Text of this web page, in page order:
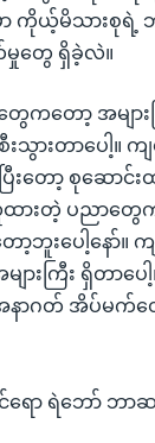
မာ ကိုယ့်မိသားစု
တွေ ရှိခဲ့လဲ။
တော့ အများက
ားတာပေါ့။ က
းတော့ စုဆောင်
ားတဲ့ ပညာတွေ
ော့ဘူးပေါ့နော်
ားကြီး ရှိတာပ
ာဂတ် အိပ်မက်တွ
ရင်ရော ရဲဘော်